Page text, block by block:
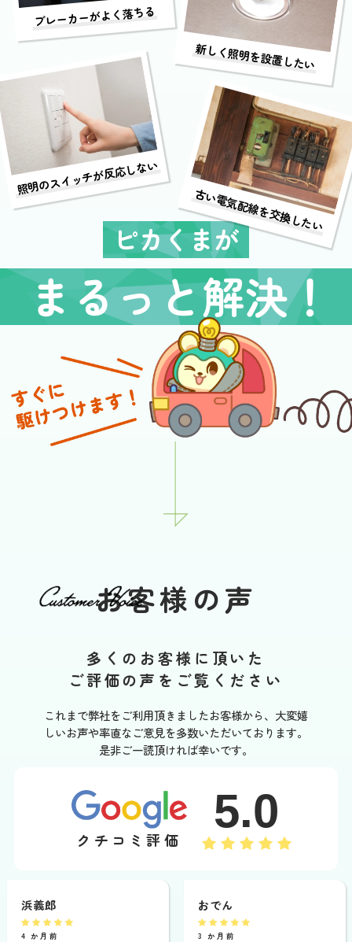
ブレーカーがよく落ちる
新しく照明を設置したい
照明のスイッチが反応しない
古い電気配線を交換したい
ピカくまが
まるっと解決！
お客様の声
多くのお客様に頂いた
ご評価の声をご覧ください
これまで弊社をご利用頂きましたお客様から、大変嬉
しいお声や率直なご意見を多数いただいております。
是非ご一読頂ければ幸いです。
クチコミ評価
5.0
浜義郎
4 か月前
おでん
3 か月前